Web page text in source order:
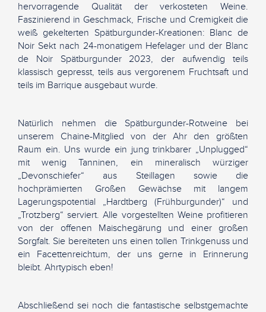
hervorragende Qualität der verkosteten Weine.
Faszinierend in Geschmack, Frische und Cremigkeit die
weiß gekelterten Spätburgunder-Kreationen: Blanc de
Noir Sekt nach 24-monatigem Hefelager und der Blanc
de Noir Spätburgunder 2023, der aufwendig teils
klassisch gepresst, teils aus vergorenem Fruchtsaft und
teils im Barrique ausgebaut wurde.
Natürlich nehmen die Spätburgunder-Rotweine bei
unserem Chaine-Mitglied von der Ahr den größten
Raum ein. Uns wurde ein jung trinkbarer „Unplugged“
mit wenig Tanninen, ein mineralisch würziger
„Devonschiefer“ aus Steillagen sowie die
hochprämierten Großen Gewächse mit langem
Lagerungspotential „Hardtberg (Frühburgunder)“ und
„Trotzberg“ serviert. Alle vorgestellten Weine profitieren
von der offenen Maischegärung und einer großen
Sorgfalt. Sie bereiteten uns einen tollen Trinkgenuss und
ein Facettenreichtum, der uns gerne in Erinnerung
bleibt. Ahrtypisch eben!
Abschließend sei noch die fantastische selbstgemachte